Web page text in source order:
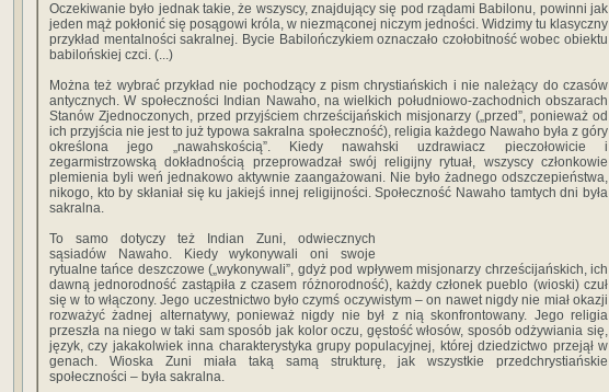
Oczekiwanie było jednak takie, że wszyscy, znajdujący się pod rządami Babilonu, powinni jak
jeden mąż pokłonić się posągowi króla, w niezmąconej niczym jedności. Widzimy tu klasyczny
przykład mentalności sakralnej. Bycie Babilończykiem oznaczało czołobitność wobec obiektu
babilońskiej czci. (...)
Można też wybrać przykład nie pochodzący z pism chrystiańskich i nie należący do czasów
antycznych. W społeczności Indian Nawaho, na wielkich południowo-zachodnich obszarach
Stanów Zjednoczonych, przed przyjściem chrześcijańskich misjonarzy („przed”, ponieważ od
ich przyjścia nie jest to już typowa sakralna społeczność), religia każdego Nawaho była z góry
określona jego „nawahskością”. Kiedy nawahski uzdrawiacz pieczołowicie i
zegarmistrzowską dokładnością przeprowadzał swój religijny rytuał, wszyscy członkowie
plemienia byli weń jednakowo aktywnie zaangażowani. Nie było żadnego odszczepieństwa,
nikogo, kto by skłaniał się ku jakiejś innej religijności. Społeczność Nawaho tamtych dni była
sakralna.
To samo dotyczy też Indian Zuni, odwiecznych
sąsiadów Nawaho. Kiedy wykonywali oni swoje
rytualne tańce deszczowe („wykonywali”, gdyż pod wpływem misjonarzy chrześcijańskich, ich
dawną jednorodność zastąpiła z czasem różnorodność), każdy członek pueblo (wioski) czuł
się w to włączony. Jego uczestnictwo było czymś oczywistym – on nawet nigdy nie miał okazji
rozważyć żadnej alternatywy, ponieważ nigdy nie był z nią skonfrontowany. Jego religia
przeszła na niego w taki sam sposób jak kolor oczu, gęstość włosów, sposób odżywiania się,
język, czy jakakolwiek inna charakterystyka grupy populacyjnej, której dziedzictwo przejął w
genach. Wioska Zuni miała taką samą strukturę, jak wszystkie przedchrystiańskie
społeczności – była sakralna.